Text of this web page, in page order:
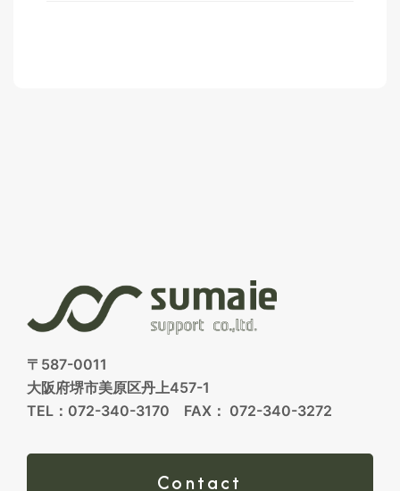
〒587-0011
大阪府堺市美原区丹上457-1
TEL：072-340-3170 FAX： 072-340-3272
Contact